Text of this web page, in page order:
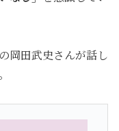
岡田武史さんが話し